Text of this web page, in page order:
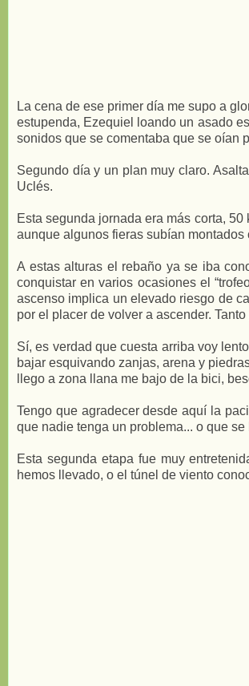
La cena de ese primer día me supo a
estupenda, Ezequiel loando un asado
sonidos que se comentaba que se oían
Segundo día y un plan muy claro.
Uclés.
Esta segunda jornada era más corta,
aunque algunos fieras subían montados
A estas alturas el rebaño ya se iba
conquistar en varios ocasiones el
ascenso implica un elevado riesgo de
por el placer de volver a ascender.
Sí, es verdad que cuesta arriba voy
bajar esquivando zanjas, arena y
llego a zona llana me bajo de la bici,
Tengo que agradecer desde aquí la
que nadie tenga un problema... o que
Esta segunda etapa fue muy
hemos llevado, o el túnel de viento